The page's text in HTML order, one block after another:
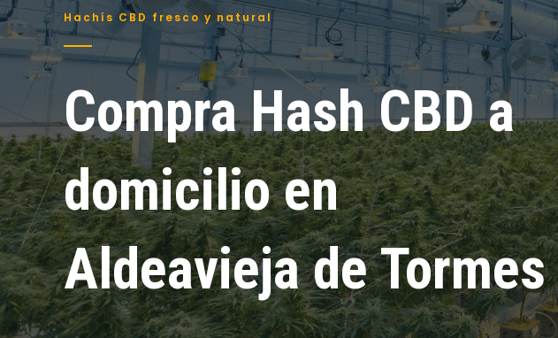
Hachís CBD fresco y natural
Compra Hash CBD a
domicilio en
Aldeavieja de Tormes